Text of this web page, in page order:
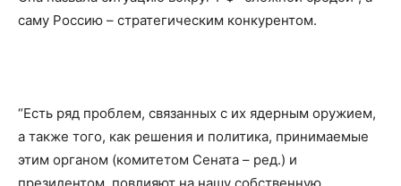
саму Россию – стратегическим конкурентом.
“Есть ряд проблем, связанных с их ядерным оружием,
а также того, как решения и политика, принимаемые
этим органом (комитетом Сената – ред.) и